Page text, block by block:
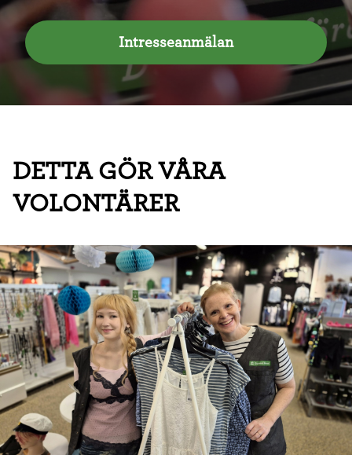
Intresseanmälan
DETTA GÖR VÅRA
VOLONTÄRER